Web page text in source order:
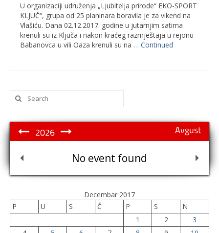
U organizaciji udruženja „Ljubitelja prirode“ EKO-SPORT
KLJUČ“, grupa od 25 planinara boravila je za vikend na
Vlašiću. Dana 02.12.2017. godine u jutarnjim satima
krenuli su iz Ključa i nakon kraćeg razmještaja u rejonu
Babanovca u vili Oaza krenuli su na … Continued
Search
for:
Avgust
2026
No event found
Decembar 2017
P
U S Č P S
N
1
2
3